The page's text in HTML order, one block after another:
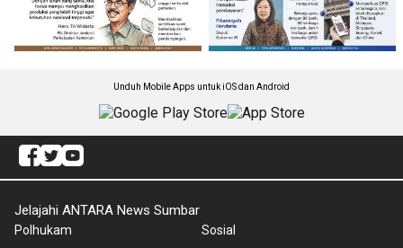
Unduh Mobile Apps untuk iOS dan Android
Jelajahi ANTARA News Sumbar
Polhukam
Sosial